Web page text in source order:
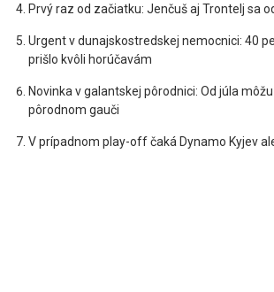
Prvý raz od začiatku: Jenčuš aj Trontelj sa
Urgent v dunajskostredskej nemocnici: 40
prišlo kvôli horúčavám
Novinka v galantskej pôrodnici: Od júla
pôrodnom gauči
V prípadnom play-off čaká Dynamo Kyjev